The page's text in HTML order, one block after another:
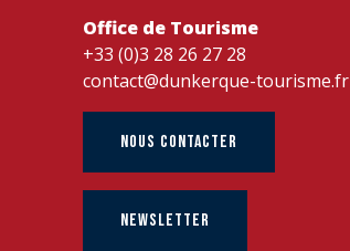
Office de Tourisme
+33 (0)3 28 26 27 28
contact@dunkerque-tourisme.fr
NOUS CONTACTER
NEWSLETTER